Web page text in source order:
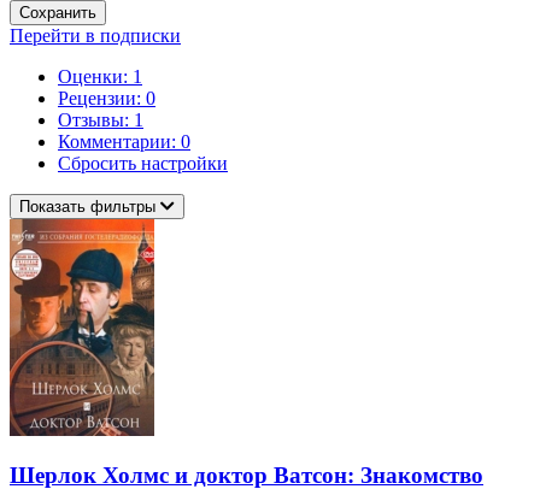
Сохранить
Перейти в подписки
Оценки: 1
Рецензии: 0
Отзывы: 1
Комментарии: 0
Сбросить настройки
Показать фильтры
Шерлок Холмс и доктор Ватсон: Знакомство